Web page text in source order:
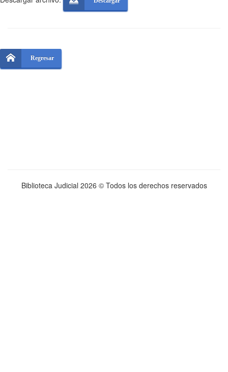
Regresar
Biblioteca Judicial 2026 © Todos los derechos reservados